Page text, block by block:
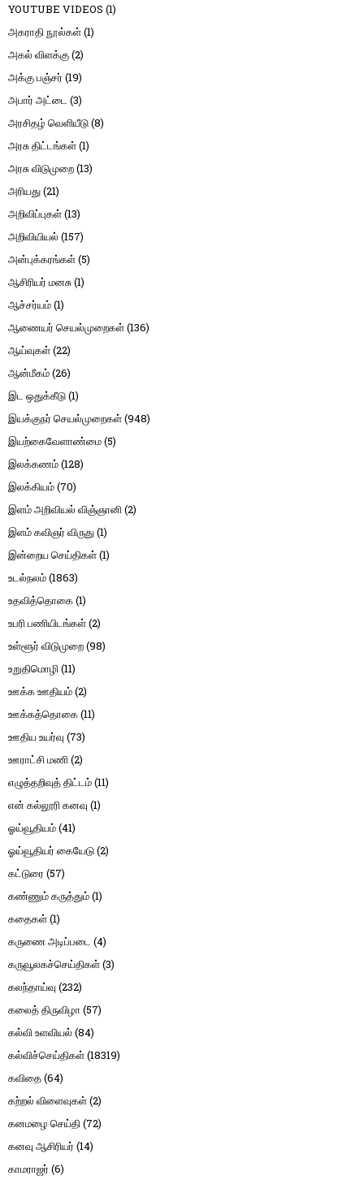
YOUTUBE VIDEOS (1)
அகராதி நூல்கள்(1)
அகல் விளக்கு(2)
அக்கு பஞ்சர் (19)
அபார் அட்டை (3)
அரசிதழ் வெளியீடு(8)
அரசு திட்டங்கள்(1)
அரசு விடுமுறை(13)
அரியது(21)
அறிவிப்புகள்(13)
அறிவியியல் (157)
அன்புக்கரங்கள்(5)
ஆசிரியர் மனசு(1)
ஆச்சர்யம்(1)
ஆணையர் செயல்முறைகள்(136)
ஆய்வுகள்(22)
ஆன்மீகம்(26)
இட ஒதுக்கீடு(1)
இயக்குநர் செயல்முறைகள்(948)
இயற்கைவேளாண்மை(5)
இலக்கணம்(128)
இலக்கியம்(70)
இளம் அறிவியல் விஞ்ஞானி(2)
இளம் கவிஞர் விருது(1)
இன்றைய செய்திகள்(1)
உடல்நலம்(1863)
உதவித்தொகை(1)
உபரி பணியிடங்கள்(2)
உள்ளூர் விடுமுறை(98)
உறுதிமொழி(11)
ஊக்க ஊதியம்(2)
ஊக்கத்தொகை(11)
ஊதிய உயர்வு (73)
ஊராட்சி மணி(2)
எழுத்தறிவுத் திட்டம்(11)
என் கல்லூரி கனவு (1)
ஓய்வூதியம்(41)
ஓய்வூதியர் கையேடு(2)
கட்டுரை (57)
கண்ணும் கருத்தும்(1)
கதைகள்(1)
கருணை அடிப்படை (4)
கருவூலகச்செய்திகள்(3)
கலந்தாய்வு (232)
கலைத் திருவிழா (57)
கல்வி உளவியல் (84)
கல்விச்செய்திகள்(18319)
கவிதை(64)
கற்றல் விளைவுகள்(2)
கனமழை செய்தி(72)
கனவு ஆசிரியர் (14)
காமராஜர் (6)